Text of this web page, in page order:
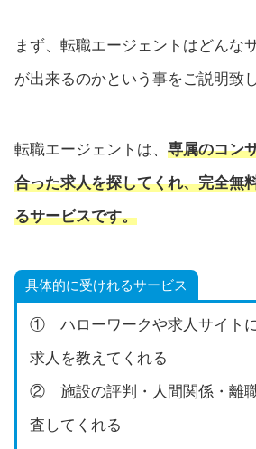
まず、転職エージェントはどんな
が出来るのかという事をご説明致
転職エージェントは、 専属のコン
合った求人を探してくれ、完全無
るサービスです。
具体的に受けれるサービス
① ハローワークや求人サイト
求人を教えてくれる
② 施設の評判・人間関係・離
査してくれる